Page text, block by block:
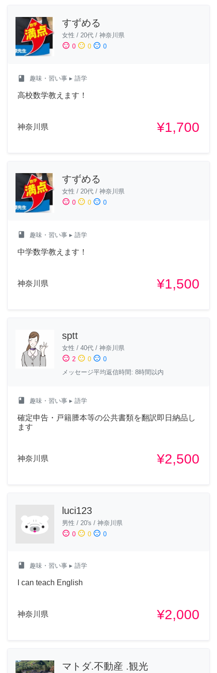
すずめる
女性 / 20代 / 神奈川県
sentiment_satisfied 0 sentiment_neutral 0 sentiment_dissatisfied 0
class 趣味・習い事 ▸ 語学
高校数学教えます！
神奈川県 ¥1,700
すずめる
女性 / 20代 / 神奈川県
sentiment_satisfied 0 sentiment_neutral 0 sentiment_dissatisfied 0
class 趣味・習い事 ▸ 語学
中学数学教えます！
神奈川県 ¥1,500
sptt
女性 / 40代 / 神奈川県
sentiment_satisfied 2 sentiment_neutral 0 sentiment_dissatisfied 0
メッセージ平均返信時間: 8時間以内
class 趣味・習い事 ▸ 語学
確定申告・戸籍謄本等の公共書類を翻訳即日納品し
ます
神奈川県 ¥2,500
luci123
男性 / 20's / 神奈川県
sentiment_satisfied 0 sentiment_neutral 0 sentiment_dissatisfied 0
class 趣味・習い事 ▸ 語学
I can teach English
神奈川県 ¥2,000
マトダ.不動産 .観光